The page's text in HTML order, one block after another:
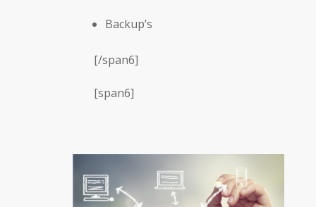
Backup’s
[/span6]
[span6]